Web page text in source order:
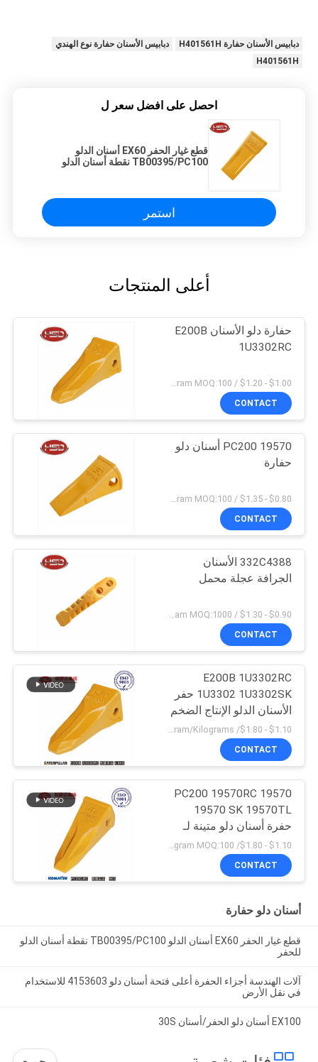
دبابيس الأسنان حفارة H401561H
دبابيس الأسنان حفارة نوع الهندي
H401561H
احصل على افضل سعر ل
قطع غيار الحفر EX60 أسنان الدلو
TB00395/PC100 نقطة أسنان الدلو
استمر
أعلى المنتجات
حفارة دلو الأسنان E200B
1U3302RC
$1.00 - $1.20 / Kilogram MOQ:100 كيلوغرام / كيلوغرام
CONTACT
PC200 19570 أسنان دلو
حفارة
CONTACT
332C4388 الأسنان
الجرافة عجلة محمل
CONTACT
E200B 1U3302RC
1U3302 1U3302SK حفر
الأسنان الدلو الإنتاج الضخم
$1.10 - $1.80/ Kilogram MOQ:100 Kilogram/Kilograms
CONTACT
PC200 19570RC 19570
19570 SK 19570TL
حفرة أسنان دلو متينة لـ
كوماتسو
$1.10 - $1.80/ Kilogram MOQ:100 كيلوغرام / كيلوغرام
CONTACT
أسنان دلو حفارة
قطع غيار الحفر EX60 أسنان الدلو TB00395/PC100 نقطة أسنان الدلو
للحفر
آلات الهندسة أجزاء الحفرة أعلى فتحة أسنان دلو 4153603 للاستخدام
في نقل الأرض
EX100 أسنان دلو الحفر/أسنان 30S